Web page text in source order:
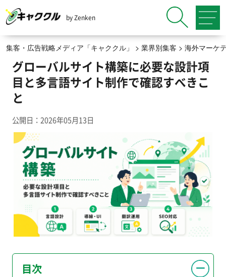
by Zenken
集客・広告戦略メディア「キャククル」 > 業界別集客 > 海外マーケ
グローバルサイト構築に必要な設計項
目と多言語サイト制作で確認すべきこ
と
公開日：2026年05月13日
目次